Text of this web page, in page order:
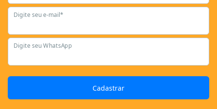
Digite seu e-mail*
Digite seu WhatsApp
Cadastrar